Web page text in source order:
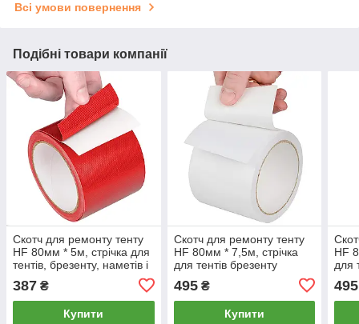
Всі умови повернення
Подібні товари компанії
Скотч для ремонту тенту
HF 80мм * 5м, стрічка для
тентів, брезенту, наметів і
червоний
387 ₴
Купити
Скотч для ремонту тенту
HF 80мм * 7,5м, стрічка
для тентів брезенту
прогумованих тканин,
білий
495₴
Купити
HF
для
495